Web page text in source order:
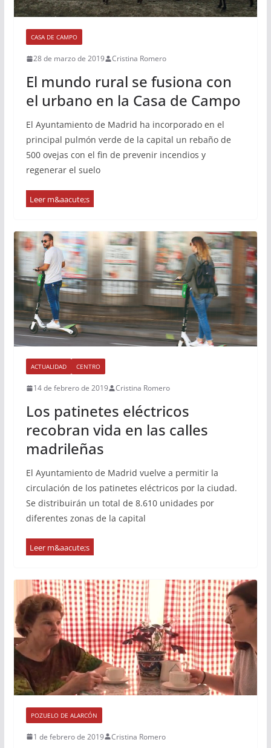
CASA DE CAMPO
28 de marzo de 2019 Cristina Romero
El mundo rural se fusiona con
el urbano en la Casa de Campo
El Ayuntamiento de Madrid ha incorporado en el
principal pulmón verde de la capital un rebaño de
500 ovejas con el fin de prevenir incendios y
regenerar el suelo
ACTUALIDAD CENTRO
14 de febrero de 2019 Cristina Romero
Los patinetes eléctricos
recobran vida en las calles
madrileñas
El Ayuntamiento de Madrid vuelve a permitir la
circulación de los patinetes eléctricos por la ciudad.
Se distribuirán un total de 8.610 unidades por
diferentes zonas de la capital
POZUELO DE ALARCÓN
1 de febrero de 2019 Cristina Romero